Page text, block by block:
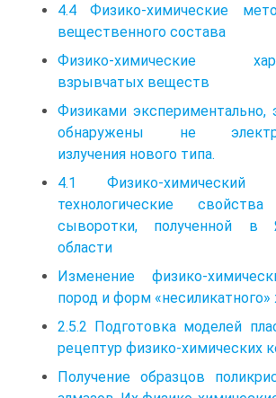
4.4 Физико-химические
вещественного состава
Физико-химические
взрывчатых веществ
Физиками экспериментально,
обнаружены не
излучения нового типа.
4.1 Физико-
технологические
сыворотки, полученной в
области
Изменение физико-
пород и форм «несиликатного»
2.5.2 Подготовка моделей
рецептур физико-химических
Получение образцов